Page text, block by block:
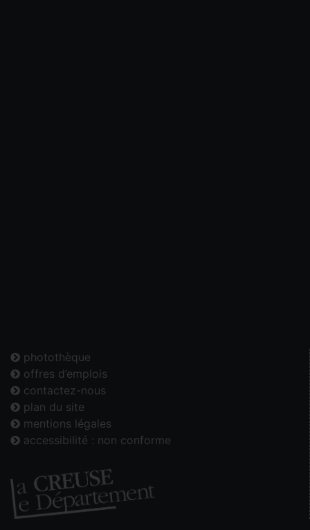
photothèque
offres d’emplois
contactez-nous
plan du site
mentions légales
accessibilité : non conforme